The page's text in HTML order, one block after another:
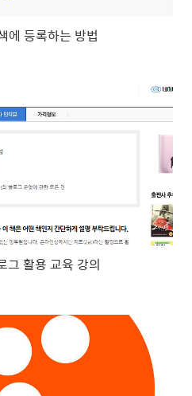
에 등록하는 방법
그 활용 교육 강의